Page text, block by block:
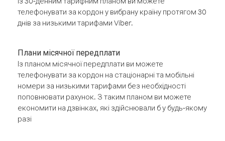
телефонувати за кордон у вибрану країну протягом 30
днів за низькими тарифами Viber.
Плани місячної передплати
Із планом місячної передплати ви можете
телефонувати за кордон на стаціонарні та мобільні
номери за низькими тарифами без необхідності
поповнювати рахунок. З таким планом ви можете
економити на дзвінках, які здійснювали б у будь-якому
разі